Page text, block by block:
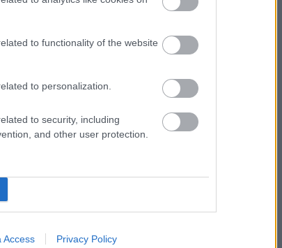
to functionality of the website
to personalization.
to security, including
and other user protection.
Access Privacy Policy
των παιδικών της δεκαετίας του
28 ολόκληρες στάσεις γεμάτες
.